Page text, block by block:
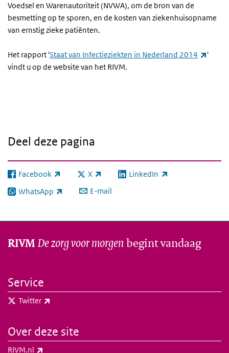
Voedsel en Warenautoriteit (NVWA), om de bron van de
besmetting op te sporen, en de kosten van ziekenhuisopname
van ernstig zieke patiënten.
Het rapport 'Staat van Infectieziekten in Nederland 2014
'
vindt u op de website van het RIVM.
Deel deze pagina
Facebook
(externe link) X
(externe link) LinkedIn
(externe link)
WhatsApp
(externe link) E-mail
RIVMDe zorg voor morgen begint vandaag
Service
Twitter
Over deze site
RIVM.nl